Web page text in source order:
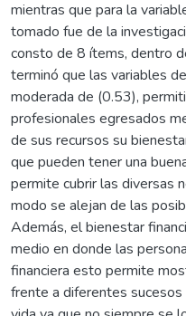
mientras que para la
tomado fue de la
consto de 8 ítems, dentro
terminó que las variables
moderada de (0.53),
profesionales egresados
de sus recursos su
que pueden tener una
permite cubrir las diversas
modo se alejan de las
Además, el bienestar
medio en donde las
financiera esto permite
frente a diferentes